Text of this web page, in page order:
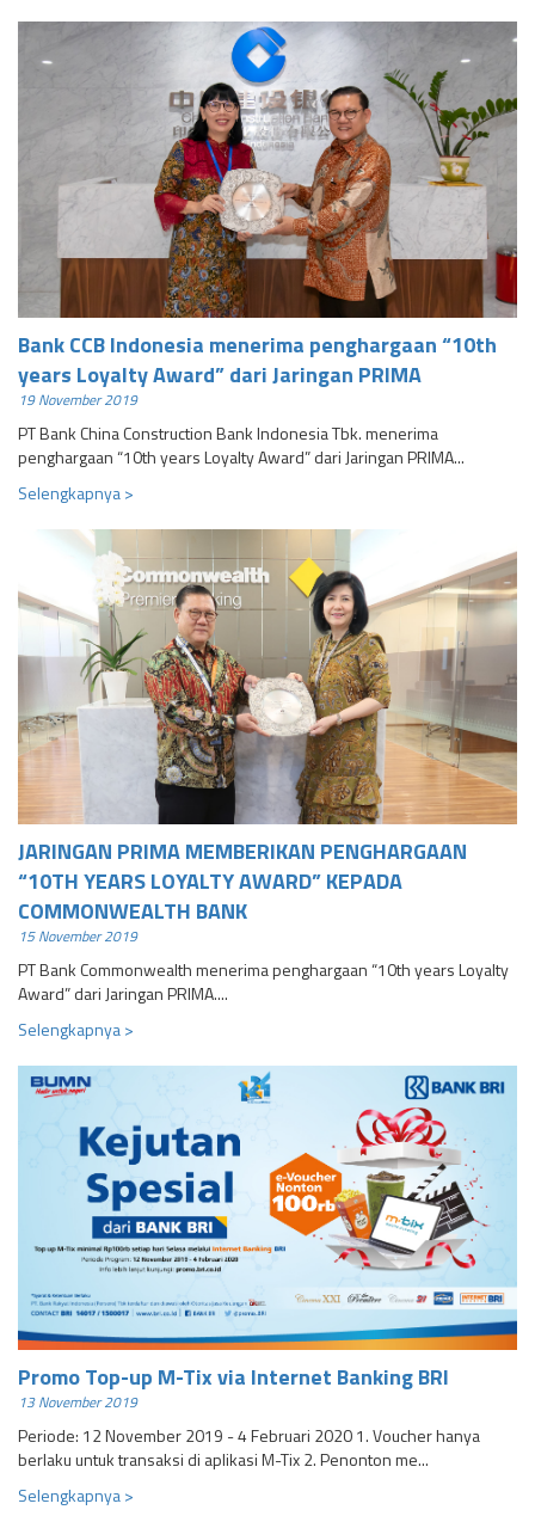
Bank CCB Indonesia menerima penghargaan “10th
years Loyalty Award” dari Jaringan PRIMA
19 November 2019
PT Bank China Construction Bank Indonesia Tbk. menerima
penghargaan “10th years Loyalty Award” dari Jaringan PRIMA...
Selengkapnya >
JARINGAN PRIMA MEMBERIKAN PENGHARGAAN
“10TH YEARS LOYALTY AWARD” KEPADA
COMMONWEALTH BANK
15 November 2019
PT Bank Commonwealth menerima penghargaan “10th years Loyalty
Award” dari Jaringan PRIMA....
Selengkapnya >
Promo Top-up M-Tix via Internet Banking BRI
13 November 2019
Periode: 12 November 2019 - 4 Februari 2020 1. Voucher hanya
berlaku untuk transaksi di aplikasi M-Tix 2. Penonton me...
Selengkapnya >